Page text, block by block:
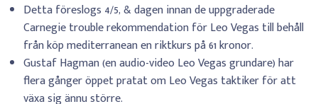
Detta föreslogs 4/5, & dagen innan de uppgraderade
Carnegie trouble rekommendation för Leo Vegas till behåll
från köp mediterranean en riktkurs på 61 kronor.
Gustaf Hagman (en audio-video Leo Vegas grundare) har
flera gånger öppet pratat om Leo Vegas taktiker för att
växa sig ännu större.